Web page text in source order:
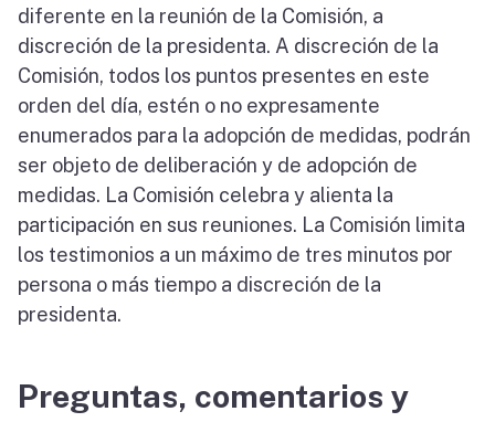
diferente en la reunión de la Comisión, a
discreción de la presidenta. A discreción de la
Comisión, todos los puntos presentes en este
orden del día, estén o no expresamente
enumerados para la adopción de medidas, podrán
ser objeto de deliberación y de adopción de
medidas. La Comisión celebra y alienta la
participación en sus reuniones. La Comisión limita
los testimonios a un máximo de tres minutos por
persona o más tiempo a discreción de la
presidenta.
Preguntas, comentarios y